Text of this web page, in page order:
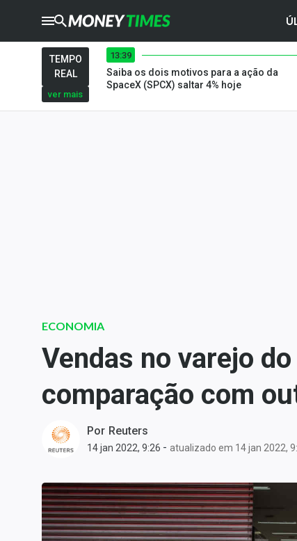
CRYPTOTIMES
TIMES
Ibovespa
Carteiras Recomendadas
Central de Dividendos
Central de Fundos
Central dos IPOs
Renda Fixa
Finanças Pessoais
Economia
Empresas
TEMPO
REAL
ver mais
13:39
Saiba os dois motivos para a ação da
SpaceX (SPCX) saltar 4% hoje
ECONOMIA
Vendas no varejo
comparação com
Por Reuters
14 jan 2022, 9:26 - atualizado em 14 jan 2022,